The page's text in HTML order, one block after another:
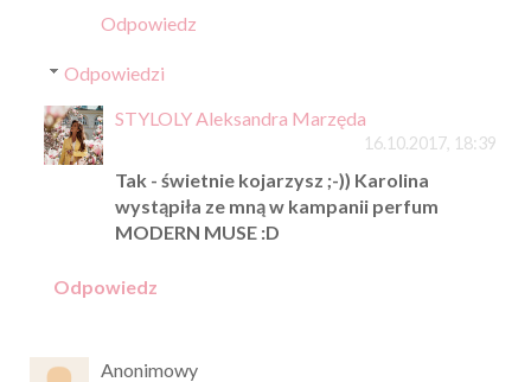
Odpowiedz
Odpowiedzi
STYLOLY Aleksandra Marzęda
16.10.2017, 18:39
Tak - świetnie kojarzysz ;-)) Karolina
wystąpiła ze mną w kampanii perfum
MODERN MUSE :D
Odpowiedz
Anonimowy